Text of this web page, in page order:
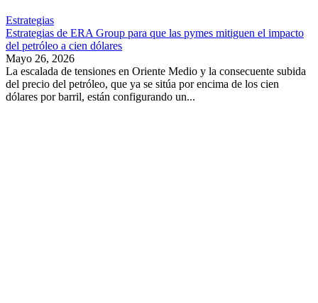
Estrategias
Estrategias de ERA Group para que las pymes mitiguen el impacto
del petróleo a cien dólares
Mayo 26, 2026
La escalada de tensiones en Oriente Medio y la consecuente subida
del precio del petróleo, que ya se sitúa por encima de los cien
dólares por barril, están configurando un...